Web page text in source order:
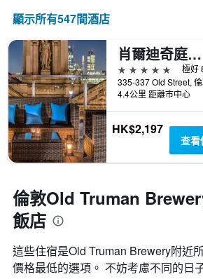
顯示所有547間酒店
肖爾迪奇庭院酒店
5星級
極好
4.4公里 距離市中心
HK$2,197
查看
倫敦Old Truman
飯店
這些住宿是Old Truman Brewery​附近
價格最低的選項。 不妨考慮不同的日